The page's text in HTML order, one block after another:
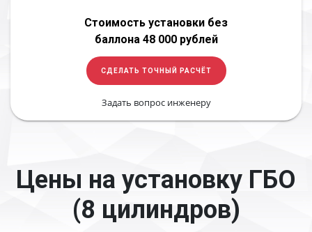
Стоимость установки без
баллона 48 000 рублей
СДЕЛАТЬ ТОЧНЫЙ РАСЧЁТ
Задать вопрос инженеру
Цены на установку ГБО
(8 цилиндров)